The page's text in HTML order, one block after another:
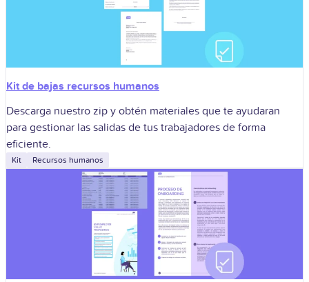
Kit de bajas recursos humanos
Descarga nuestro zip y obtén materiales que te ayudaran
para gestionar las salidas de tus trabajadores de forma
eficiente.
Kit Recursos humanos